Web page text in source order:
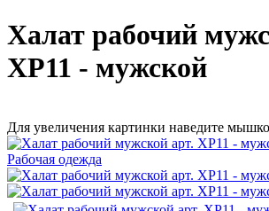
Халат рабочий
ХР11 - мужской
Для увеличения картинки наведите